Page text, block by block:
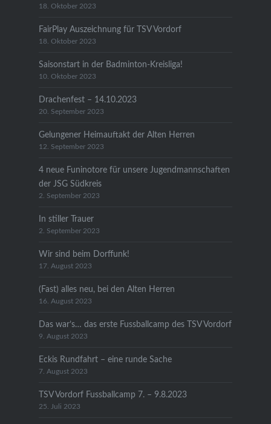
18. Oktober 2023
FairPlay Auszeichnung für TSV Vordorf
18. Oktober 2023
Saisonstart in der Badminton-Kreisliga!
10. Oktober 2023
Drachenfest – 14.10.2023
20. September 2023
Gelungener Heimauftakt der Alten Herren
12. September 2023
4 neue Funinotore für unsere Jugendmannschaften
der JSG Südkreis
2. September 2023
In stiller Trauer
2. September 2023
Wir sind beim Dorffunk!
17. August 2023
(Fast) alles neu, bei den Alten Herren
16. August 2023
Das war’s… das erste Fussballcamp des TSV Vordorf
9. August 2023
Eckis Rundfahrt – eine runde Sache
7. August 2023
TSV Vordorf Fussballcamp 7. – 9.8.2023
25. Juli 2023